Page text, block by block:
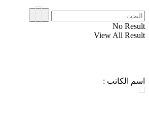
No Result
View All Result
اسم الكاتب :